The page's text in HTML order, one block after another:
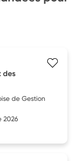
des
de Gestion
2026